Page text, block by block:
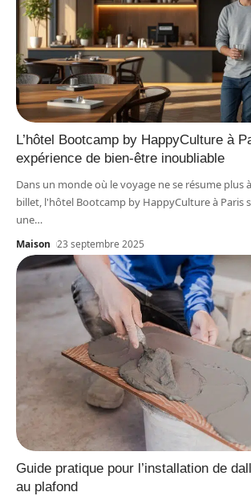
L’hôtel Bootcamp by HappyCulture à
expérience de bien-être inoubliable
Dans un monde où le voyage ne se résume plus
billet, l'hôtel Bootcamp by HappyCulture à Paris
une…
Maison 23 septembre 2025
Guide pratique pour l’installation de
au plafond